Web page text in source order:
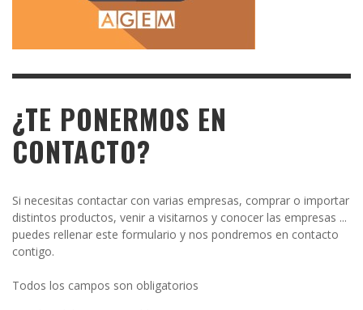
¿TE PONERMOS EN
CONTACTO?
Si necesitas contactar con varias empresas, comprar o importar
distintos productos, venir a visitarnos y conocer las empresas ...
puedes rellenar este formulario y nos pondremos en contacto
contigo.
Todos los campos son obligatorios